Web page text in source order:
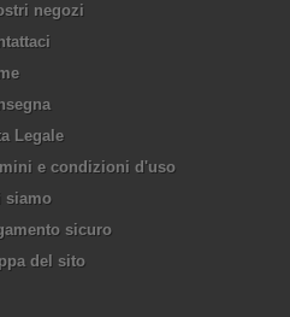
negozi
Legale
e condizioni d'uso
siamo
sicuro
del sito